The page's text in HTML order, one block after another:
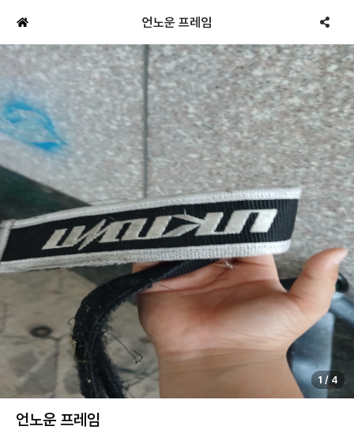
언노운 프레임
1 / 4
언노운 프레임